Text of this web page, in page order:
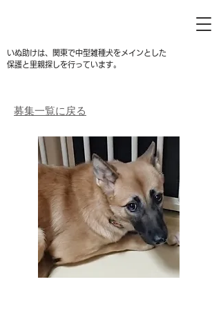
いぬ助けは、関東で中型雑種犬をメインとした
保護と里親探しを行っています。
募集一覧に戻る